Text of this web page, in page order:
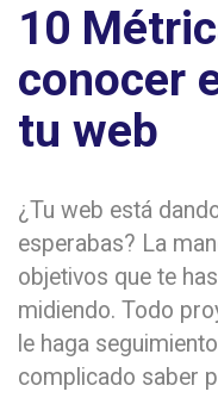
10
conocer
tu web
¿Tu web está
esperabas? La
objetivos que te
midiendo. Todo
le haga
complicado saber